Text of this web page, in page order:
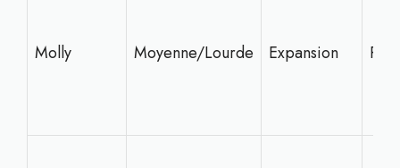
Molly Moyenne/Lourde Expansion